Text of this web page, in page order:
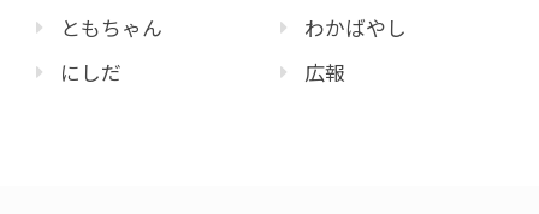
ともちゃん
にしだ
わかばやし
広報